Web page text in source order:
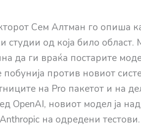
Сем Алтман го опиша
од која било област.
да ги враќа постарите
против новиот
на Pro пакетот и на
OpenAI, новиот модел ја
на одредени